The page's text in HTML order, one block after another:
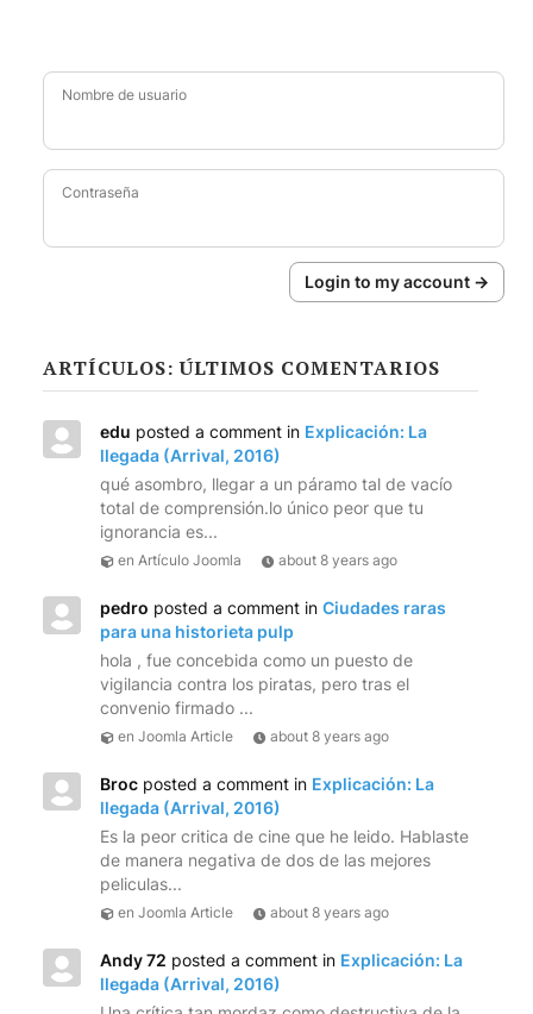
Nombre de usuario
Contraseña
Login to my account →
ARTÍCULOS: ÚLTIMOS COMENTARIOS
edu posted a comment in Explicación: La
llegada (Arrival, 2016)
qué asombro, llegar a un páramo tal de vacío
total de comprensión.lo único peor que tu
ignorancia es...
en Artículo Joomla about 8 years ago
pedro posted a comment in Ciudades raras
para una historieta pulp
hola , fue concebida como un puesto de
vigilancia contra los piratas, pero tras el
convenio firmado ...
en Joomla Article about 8 years ago
Broc posted a comment in Explicación: La
llegada (Arrival, 2016)
Es la peor critica de cine que he leido. Hablaste
de manera negativa de dos de las mejores
peliculas...
en Joomla Article about 8 years ago
Andy 72 posted a comment in Explicación: La
llegada (Arrival, 2016)